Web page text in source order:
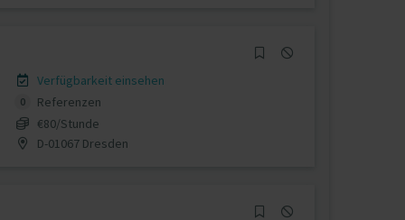
Verfügbarkeit einsehen
0
Referenzen
€80/Stunde
D-01067 Dresden